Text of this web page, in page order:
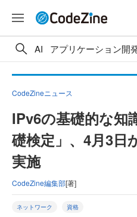
AI アプリケーション開
CodeZineニュース
IPv6の基礎的な知
礎検定」、4月3日
実施
CodeZine編集部[著]
ネットワーク 資格